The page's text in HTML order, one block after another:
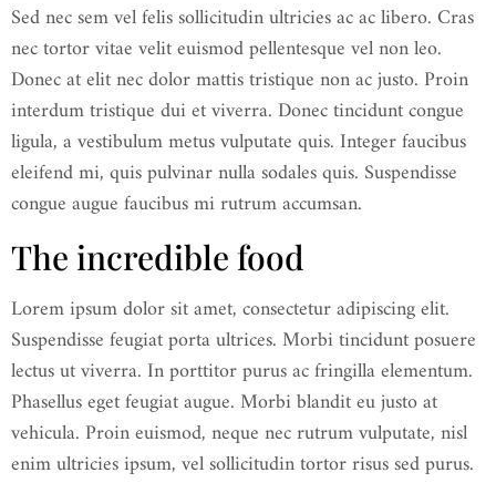
Sed nec sem vel felis sollicitudin ultricies ac ac libero. Cras
nec tortor vitae velit euismod pellentesque vel non leo.
Donec at elit nec dolor mattis tristique non ac justo. Proin
interdum tristique dui et viverra. Donec tincidunt congue
ligula, a vestibulum metus vulputate quis. Integer faucibus
eleifend mi, quis pulvinar nulla sodales quis. Suspendisse
congue augue faucibus mi rutrum accumsan.
The incredible food
Lorem ipsum dolor sit amet, consectetur adipiscing elit.
Suspendisse feugiat porta ultrices. Morbi tincidunt posuere
lectus ut viverra. In porttitor purus ac fringilla elementum.
Phasellus eget feugiat augue. Morbi blandit eu justo at
vehicula. Proin euismod, neque nec rutrum vulputate, nisl
enim ultricies ipsum, vel sollicitudin tortor risus sed purus.